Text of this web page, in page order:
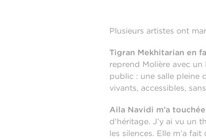
Plusieurs artistes ont
Tigran Mekhitarian en
reprend Molière avec un
public : une salle pleine
vivants, accessibles,
Aila Navidi m’a
d’héritage. J’y ai vu un
les silences. Elle m’a